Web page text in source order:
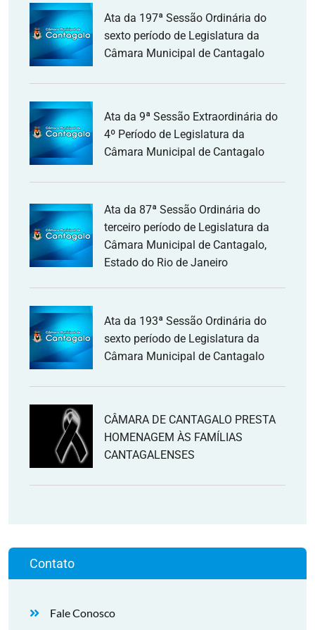
Ata da 197ª Sessão Ordinária do
sexto período de Legislatura da
Câmara Municipal de Cantagalo
Ata da 9ª Sessão Extraordinária do
4º Período de Legislatura da
Câmara Municipal de Cantagalo
Ata da 87ª Sessão Ordinária do
terceiro período de Legislatura da
Câmara Municipal de Cantagalo,
Estado do Rio de Janeiro
Ata da 193ª Sessão Ordinária do
sexto período de Legislatura da
Câmara Municipal de Cantagalo
CÂMARA DE CANTAGALO PRESTA
HOMENAGEM ÀS FAMÍLIAS
CANTAGALENSES
Contato
Fale Conosco